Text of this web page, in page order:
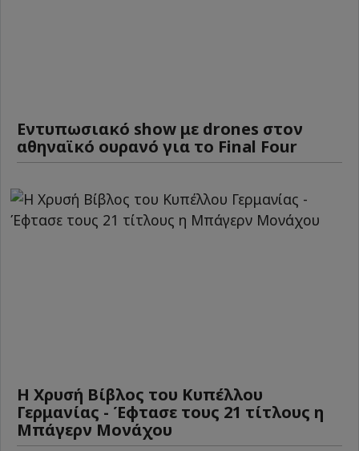
Εντυπωσιακό show με drones στον
αθηναϊκό ουρανό για το Final Four
Η Χρυσή Βίβλος του Κυπέλλου
Γερμανίας - Έφτασε τους 21 τίτλους η
Μπάγερν Μονάχου